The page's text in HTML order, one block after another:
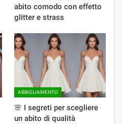
abito comodo con effetto
glitter e strass
ABBIGLIAMENTO
🌸 I segreti per scegliere
un abito di qualità